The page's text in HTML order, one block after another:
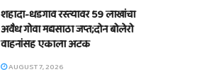
शहादा-धडगाव रस्त्यावर 59 लाखांचा
अवैध गोवा मद्यसाठा जप्त;दोन बोलेरो
वाहनांसह एकाला अटक
AUGUST 7, 2026